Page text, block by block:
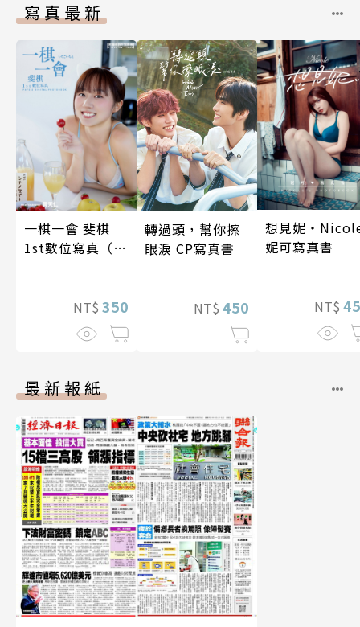
寫真最新
一棋一會 斐棋
1st數位寫真（含
NT$ 350
轉過頭，幫你擦
眼淚 CP寫真書
NT$ 450
想見妮
妮可寫真書
NT$
最新報紙